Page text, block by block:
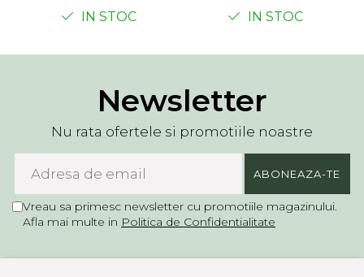
IN STOC
IN STOC
Newsletter
Nu rata ofertele si promotiile noastre
Vreau sa primesc newsletter cu promotiile magazinului.
Afla mai multe in Politica de Confidentialitate